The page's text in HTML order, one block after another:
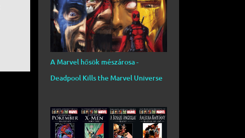
A Marvel hősök mészárosa -
Deadpool Kills the Marvel Universe